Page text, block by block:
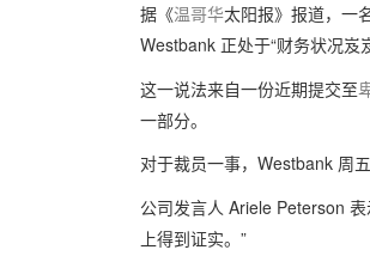
据《温哥华太阳报》报道，一
Westbank 正处于“财务状况岌
这一说法来自一份近期提交至
一部分。
对于裁员一事，Westbank 周
公司发言人 Ariele Peterson
上得到证实。”